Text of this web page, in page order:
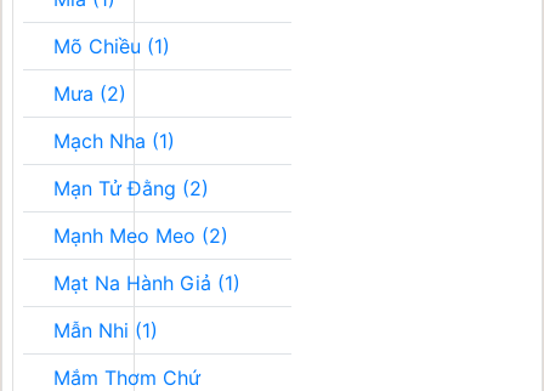
Mõ Chiều (1)
Mưa (2)
Mạch Nha (1)
Mạn Tử Đằng (2)
Mạnh Meo Meo (2)
Mạt Na Hành Giả (1)
Mẫn Nhi (1)
Mắm Thơm Chứ